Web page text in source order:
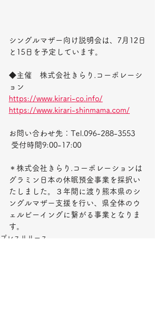
シングルマザー向け説明会は、7月12日
と15日を予定しています。
◆主催　株式会社きらり.コーポレーシ
ョン
https://www.kirari-co.info/
https://www.kirari-shinmama.com/
お問い合わせ先：Tel.096-288-3553
受付時間9:00-17:00
＊株式会社きらり.コーポレーションは
グラミン日本の休眠預金事業を採択い
たしました。３年間に渡り熊本県のシ
ングルマザー支援を行い、県全体のウ
ェルビーイングに繋がる事業となりま
す。
プレスリリース